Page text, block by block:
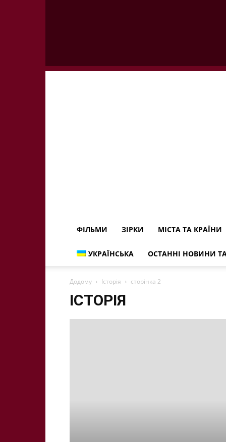
ФІЛЬМИ ЗІРКИ МІСТА ТА КРАЇНИ
УКРАЇНСЬКА ОСТАННІ НОВИНИ ТА
Додому Історія сторінка 2
ІСТОРІЯ